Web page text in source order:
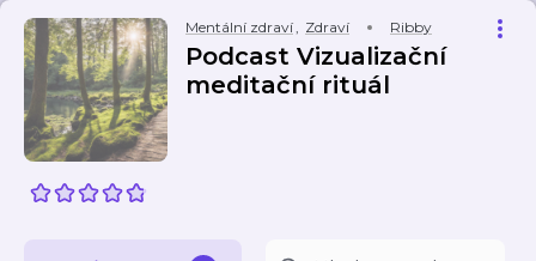
Mentální zdraví, Zdraví Ribby
Podcast Vizualizační
meditační rituál